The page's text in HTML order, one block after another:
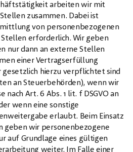
arbeiten wir mit
zusammen. Dabei ist
von personenbezogenen
erforderlich. Wir geben
nur dann an externe Stellen
einer Vertragserfüllung
hierzu verpflichtet sind
an Steuerbehörden), wenn wir
nach Art. 6 Abs. 1 lit. f DSGVO an
wenn eine sonstige
erlaubt. Beim Einsatz
geben wir personenbezogene
auf Grundlage eines gültigen
weiter. Im Falle einer